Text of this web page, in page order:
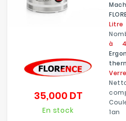
Litre
à 4
Verre
1an
35,000 DTPrix
En stock